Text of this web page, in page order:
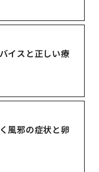
イスと正しい療
風邪の症状と卵